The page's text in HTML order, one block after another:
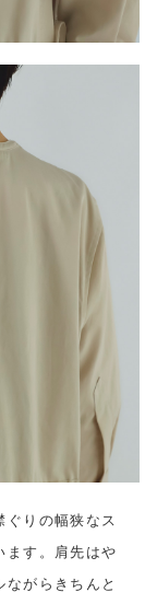
りの幅狭なス
ます。肩先はや
がらきちんと